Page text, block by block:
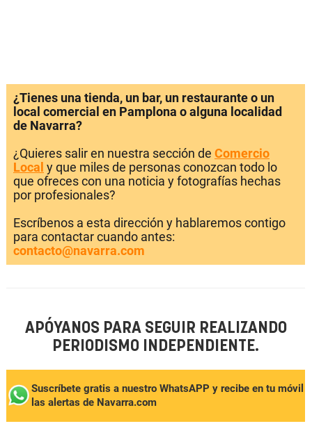
¿Tienes una tienda, un bar, un restaurante o un
local comercial en Pamplona o alguna localidad
de Navarra?
¿Quieres salir en nuestra sección de Comercio
Local y que miles de personas conozcan todo lo
que ofreces con una noticia y fotografías hechas
por profesionales?
Escríbenos a esta dirección y hablaremos contigo
para contactar cuando antes:
contacto@navarra.com
APÓYANOS PARA SEGUIR REALIZANDO
PERIODISMO INDEPENDIENTE.
Suscríbete gratis a nuestro WhatsAPP y recibe en tu móvil
las alertas de Navarra.com